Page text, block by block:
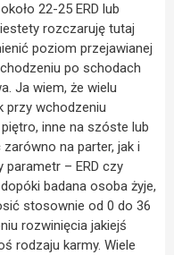
22-25 ERD lub
rozczaruję tutaj
poziom przejawianej
po schodach
Ja wiem, że wielu
przy wchodzeniu
inne na szóste lub
na parter, jak i
parametr – ERD czy
badana osoba żyje,
stosownie od 0 do 36
rozwinięcia jakiejś
rodzaju karmy. Wiele